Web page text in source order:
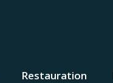
Restauration